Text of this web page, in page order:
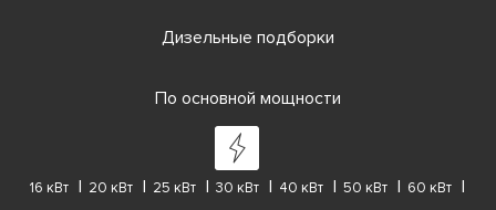
Дизельные подборки
По основной мощности
16 кВт 20 кВт 25 кВт 30 кВт 40 кВт 50 кВт
60 кВт